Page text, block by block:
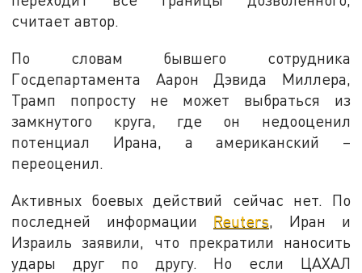
считает автор.
По словам бывшего сотрудника
Госдепартамента Аарон Дэвида Миллера,
Трамп попросту не может выбраться из
замкнутого круга, где он недооценил
потенциал Ирана, а американский –
переоценил.
Активных боевых действий сейчас нет. По
последней информации Reuters , Иран и
Израиль заявили, что прекратили наносить
удары друг по другу. Но если ЦАХАЛ